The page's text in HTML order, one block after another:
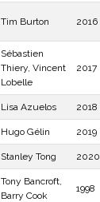
Tim Burton 2016
Sébastien
Thiery, Vincent
Lobelle
2017
Lisa Azuelos 2018
Hugo Gélin 2019
Stanley Tong 2020
Tony Bancroft,
Barry Cook
1998